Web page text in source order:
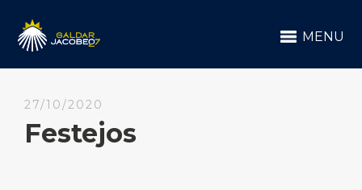
MENU
27/10/2020
Festejos